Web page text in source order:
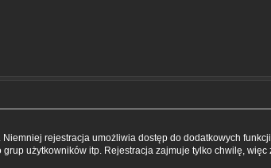
rejestracja umożliwia dostęp do dodatkowych
użytkowników itp. Rejestracja zajmuje tylko chwilę,